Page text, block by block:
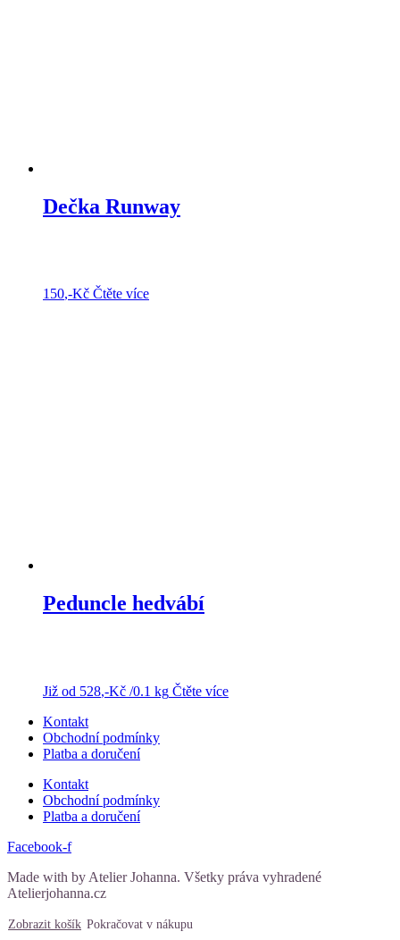
Dečka Runway
150,-Kč Čtěte více
Peduncle hedvábí
Již od 528,-Kč /0.1 kg Čtěte více
Kontakt
Obchodní podmínky
Platba a doručení
Kontakt
Obchodní podmínky
Platba a doručení
Facebook-f
Made with by Atelier Johanna. Všetky práva vyhradené
Atelierjohanna.cz
Zobrazit košík Pokračovat v nákupu